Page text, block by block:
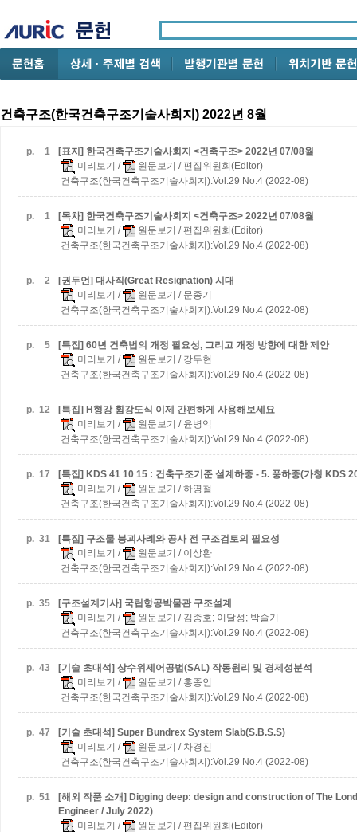
건축구조(한국건축구조기술사회지) 2022년 8월
p. 1
[표지] 한국건축구조기술사회지 <건축구조> 2022년 07/08월
미리보기 / 원문보기 / 편집위원회(Editor)
건축구조(한국건축구조기술사회지):Vol.29 No.4 (2022-08)
p. 1
[목차] 한국건축구조기술사회지 <건축구조> 2022년 07/08월
미리보기 / 원문보기 / 편집위원회(Editor)
건축구조(한국건축구조기술사회지):Vol.29 No.4 (2022-08)
p. 2
[권두언] 대사직(Great Resignation) 시대
미리보기 / 원문보기 / 문종기
건축구조(한국건축구조기술사회지):Vol.29 No.4 (2022-08)
p. 5
[특집] 60년 건축법의 개정 필요성, 그리고 개정 방향에 대한 제안
미리보기 / 원문보기 / 강두현
건축구조(한국건축구조기술사회지):Vol.29 No.4 (2022-08)
p. 12
[특집] H형강 휨강도식 이제 간편하게 사용해보세요
미리보기 / 원문보기 / 윤병익
건축구조(한국건축구조기술사회지):Vol.29 No.4 (2022-08)
p. 17
[특집] KDS 41 10 15 : 건축구조기준 설계하중 - 5. 풍하중(가칭 KDS
미리보기 / 원문보기 / 하영철
건축구조(한국건축구조기술사회지):Vol.29 No.4 (2022-08)
p. 31
[특집] 구조물 붕괴사례와 공사 전 구조검토의 필요성
미리보기 / 원문보기 / 이상환
건축구조(한국건축구조기술사회지):Vol.29 No.4 (2022-08)
p. 35
[구조설계기사] 국립항공박물관 구조설계
미리보기 / 원문보기 / 김종호; 이달성; 박슬기
건축구조(한국건축구조기술사회지):Vol.29 No.4 (2022-08)
p. 43
[기술 초대석] 상수위제어공법(SAL) 작동원리 및 경제성분석
미리보기 / 원문보기 / 홍종인
건축구조(한국건축구조기술사회지):Vol.29 No.4 (2022-08)
p. 47
[기술 초대석] Super Bundrex System Slab(S.B.S.S)
미리보기 / 원문보기 / 차경진
건축구조(한국건축구조기술사회지):Vol.29 No.4 (2022-08)
p. 51
[해외 작품 소개] Digging deep: design and construction of The
Engineer / July 2022)
미리보기 / 원문보기 / 편집위원회(Editor)